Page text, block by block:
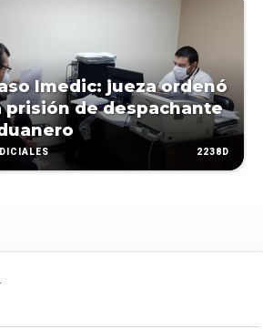
Imedic: jueza ordenó
prisión de despachante
2238D